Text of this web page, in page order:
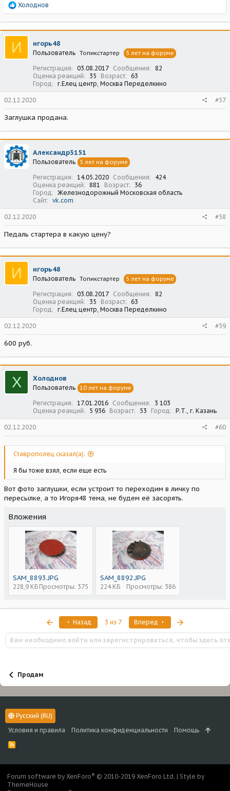
Р
а
к
ц
и
и
Холоднов
И игорь48
Пользователь Топикстартер 5 лет на форуме
Регистрация 03.08.2017 Сообщения
82
Оценка реакций
35 Возраст
63
Город
г.Елец центр, Москва Переделкино
02.12.2020 #57
Заглушка продана.
Александр3151
Пользователь 5 лет на форуме
Регистрация 14.05.2020 Сообщения
424
Оценка реакций
881 Возраст
36
Город
Железнодорожный Московская область
Сайт
vk.com
02.12.2020 #58
Педаль стартера в какую цену?
И игорь48
Пользователь Топикстартер 5 лет на форуме
Регистрация 03.08.2017 Сообщения
82
Оценка реакций
35 Возраст
63
Город
г.Елец центр, Москва Переделкино
02.12.2020 #59
600 руб.
Х Холоднов
Пользователь 10 лет на форуме
Регистрация 17.01.2016 Сообщения
3 103
Оценка реакций
5 936 Возраст 53 Город Р.Т., г. Казань
02.12.2020 #60
Ставрополец сказал(а):
Я бы тоже взял, если еще есть
Вот фото заглушки, если устроит то переходим в личку по
пересылке, а то Игоря48 тема, не будем её засорять.
Вложения
SAM_8893.JPG
228,9 КБ Просмотры: 375
SAM_8892.JPG
224 КБ Просмотры: 386
ПервыйНазад 3 из 7 Вперед
Вам необходимо войти или зарегистрироваться, чтобы здесь
Продам
Русский (RU)
Условия и правила
Политика конфиденциальности Помощь
R
S
Forum software by XenForo® © 2010-2019 XenForo Ltd. | Style by
ThemeHouse